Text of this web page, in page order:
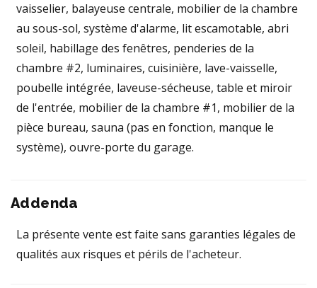
vaisselier, balayeuse centrale, mobilier de la chambre
au sous-sol, système d'alarme, lit escamotable, abri
soleil, habillage des fenêtres, penderies de la
chambre #2, luminaires, cuisinière, lave-vaisselle,
poubelle intégrée, laveuse-sécheuse, table et miroir
de l'entrée, mobilier de la chambre #1, mobilier de la
pièce bureau, sauna (pas en fonction, manque le
système), ouvre-porte du garage.
Addenda
La présente vente est faite sans garanties légales de
qualités aux risques et périls de l'acheteur.